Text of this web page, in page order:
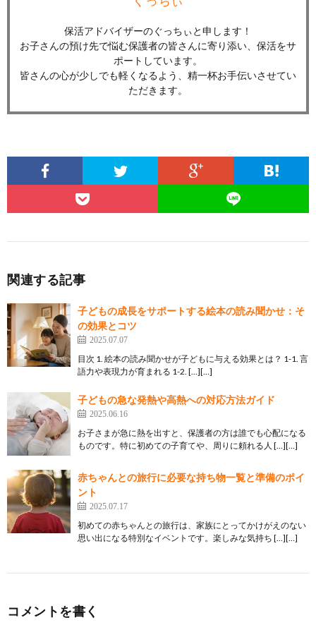
保活アドバイザーのぐっちぃと申します！
お子さんの預け先で悩む保護者の皆さんに寄り添い、保活をサ
ポートしています。
皆さんの心が少しでも軽くなるよう、精一杯お手伝いさせてい
ただきます。
関連する記事
子どもの成長をサポートする絵本の読み聞かせ：そ
の効果とコツ
2025.07.07
目次 1. 絵本の読み聞かせが子どもに与える効果とは？ 1-1. 言
語力や表現力が育まれる 1-2. […][…]
子どもの急な発熱や高熱への対応方法ガイド
2025.06.16
お子さまが急に熱を出すと、保護者の方は誰でも心配になる
ものです。特に初めての子育てや、周りに頼れる人 […][…]
赤ちゃんとの旅行に必要な持ち物一覧と準備のポイ
ント
2025.07.17
初めての赤ちゃんとの旅行は、家族にとってかけがえのない
思い出になる特別なイベントです。楽しみな気持ち […][…]
コメントを書く